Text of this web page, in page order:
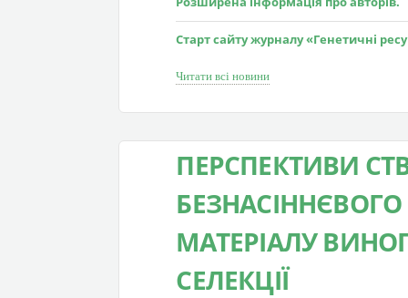
Старт сайту журналу «Генетичні
Читати всі новини
ПЕРСПЕКТИВИ
МАТЕРІАЛУ
СЕЛЕКЦІЇ